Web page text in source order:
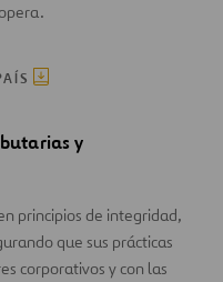
y
principios de integridad,
que sus prácticas
corporativos y con las